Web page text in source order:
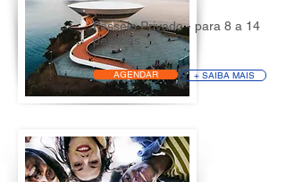
Passeio Privado - para 8 a 14
pessoas
AGENDAR + SAIBA MAIS